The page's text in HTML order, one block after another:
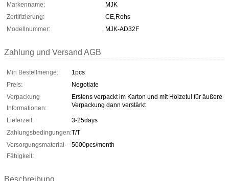
Markenname:
MJK
Zertifizierung:
CE,Rohs
Modellnummer:
MJK-AD32F
Zahlung und Versand AGB
Min Bestellmenge:
1pcs
Preis:
Negotiate
Verpackung
Informationen:
Erstens verpackt im Karton und mit Holzetui für äußere
Verpackung dann verstärkt
Lieferzeit:
3-25days
Zahlungsbedingungen:T/T
Versorgungsmaterial-
Fähigkeit:
5000pcs/month
Beschreibung